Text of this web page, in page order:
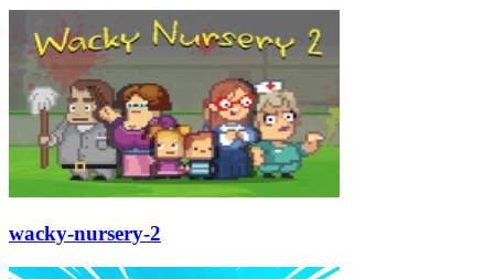
wacky-nursery-2